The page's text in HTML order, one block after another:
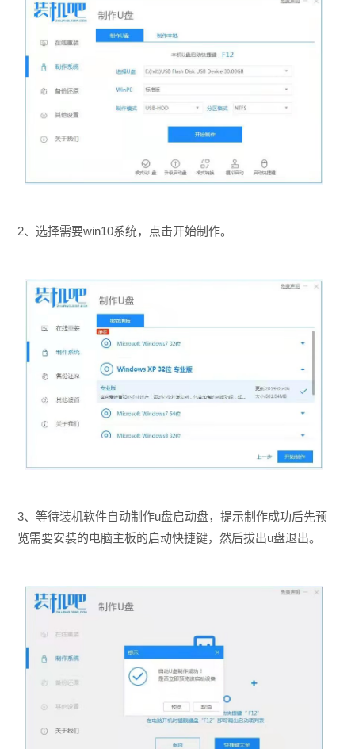
2、选择需要win10系统，点击开始制作。
3、等待装机软件自动制作u盘启动盘，提示制作成功后先预
览需要安装的电脑主板的启动快捷键，然后拔出u盘退出。